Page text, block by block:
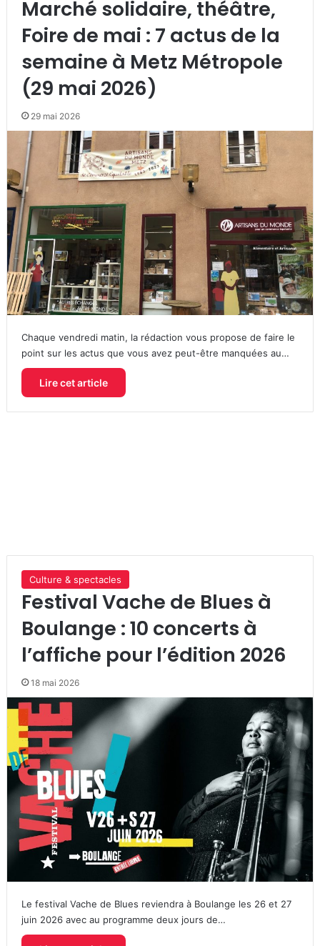
Marché solidaire, théâtre,
Foire de mai : 7 actus de la
semaine à Metz Métropole
(29 mai 2026)
29 mai 2026
Chaque vendredi matin, la rédaction vous propose de faire le
point sur les actus que vous avez peut-être manquées au…
Lire cet article
Culture & spectacles
Festival Vache de Blues à
Boulange : 10 concerts à
l’affiche pour l’édition 2026
18 mai 2026
Le festival Vache de Blues reviendra à Boulange les 26 et 27
juin 2026 avec au programme deux jours de…